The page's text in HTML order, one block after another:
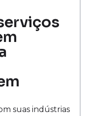
suas indústrias